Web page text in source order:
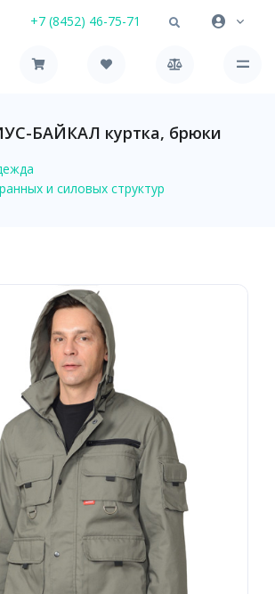
+7 (8452) 46-75-71
БАЙКАЛ куртка, брюки
и силовых структур